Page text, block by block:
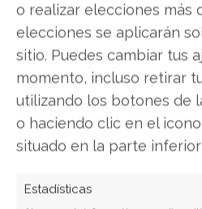
o realizar elecciones más
elecciones se aplicarán
sitio. Puedes cambiar tus
momento, incluso retirar
utilizando los botones de
o haciendo clic en el
situado en la parte
Estadísticas
Copiar